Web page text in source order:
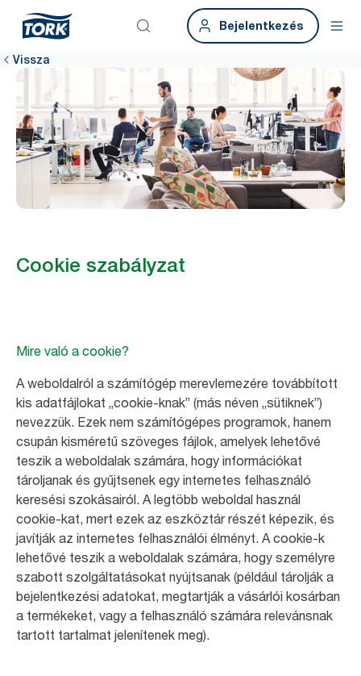
Bejelentkezés
Vissza
Cookie szabályzat
Mire való a cookie?
A weboldalról a számítógép merevlemezére továbbított
kis adatfájlokat „cookie-knak” (más néven „sütiknek”)
nevezzük. Ezek nem számítógépes programok, hanem
csupán kisméretű szöveges fájlok, amelyek lehetővé
teszik a weboldalak számára, hogy információkat
tároljanak és gyűjtsenek egy internetes felhasználó
keresési szokásairól. A legtöbb weboldal használ
cookie-kat, mert ezek az eszköztár részét képezik, és
javítják az internetes felhasználói élményt. A cookie-k
lehetővé teszik a weboldalak számára, hogy személyre
szabott szolgáltatásokat nyújtsanak (például tárolják a
bejelentkezési adatokat, megtartják a vásárlói kosárban
a termékeket, vagy a felhasználó számára relevánsnak
tartott tartalmat jelenítenek meg).